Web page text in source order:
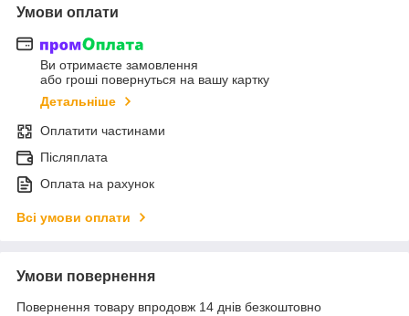
Умови оплати
Ви отримаєте замовлення
або гроші повернуться на вашу картку
Детальніше
Оплатити частинами
Післяплата
Оплата на рахунок
Всі умови оплати
Умови повернення
Повернення товару впродовж 14 днів безкоштовно